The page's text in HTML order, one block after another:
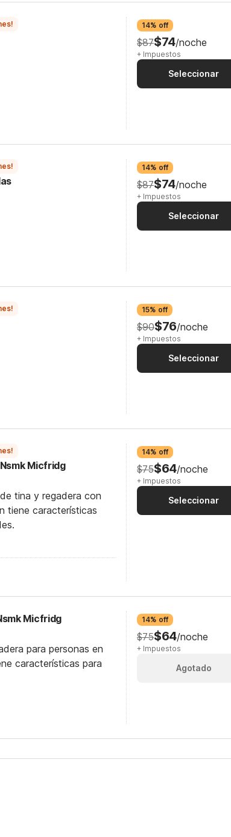
14% off
$87$74/noche
+ Impuestos
Seleccionar
14% off
$87$74/noche
+ Impuestos
Seleccionar
15% off
$90$76/noche
+ Impuestos
Seleccionar
Micfridg
tina y regadera con
tiene características
14% off
$75$64/noche
+ Impuestos
Seleccionar
Micfridg
para personas en
características para
14% off
$75$64/noche
+ Impuestos
Agotado